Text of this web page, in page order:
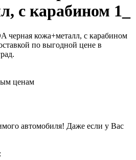
с карабином 1_
ценам
автомобиля! Даже если у Вас